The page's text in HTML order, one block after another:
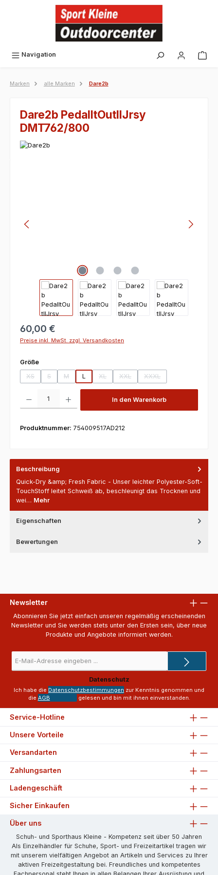
Navigation
Marken alle Marken Dare2b
Dare2b PedalItOutIIJrsy
DMT762/800
60,00 €
Preise inkl. MwSt. zzgl. Versandkosten
Größeauswählen
XS
(Diese Option ist zurzeit nicht verfügbar.)
S
(Diese Option ist zurzeit nicht verfügbar.)
M
(Diese Option ist zurzeit nicht verfügbar.)
L XL
(Diese Option ist zurzeit nicht verfügbar.)
XXL
(Diese Option ist zurzeit nicht
XXXL
(Diese Option ist
In den Warenkorb
Produktnummer: 754009517AD212
Beschreibung
Quick-Dry &amp; Fresh Fabric - Unser leichter Polyester-Soft-
TouchStoff leitet Schweiß ab, beschleunigt das Trocknen und
wei… Mehr
Eigenschaften
Bewertungen
Newsletter
Abonnieren Sie jetzt einfach unseren regelmäßig erscheinenden
Newsletter und Sie werden stets unter den Ersten sein, über neue
Produkte und Angebote informiert werden.
Mail-
Adresse
*
Datenschutz
Ich habe die Datenschutzbestimmungen zur Kenntnis genommen und
die AGB gelesen und bin mit ihnen einverstanden.
Service-Hotline
Unsere Vorteile
Versandarten
Zahlungsarten
Ladengeschäft
Sicher Einkaufen
Über uns
Schuh- und Sporthaus Kleine - Kompetenz seit über 50 Jahren
Als Einzelhändler für Schuhe, Sport- und Freizeitartikel tragen wir
mit unserem vielfältigen Angebot an Artikeln und Services zu Ihrer
aktiven Freizeitgestaltung bei. Freundliches und kompetentes